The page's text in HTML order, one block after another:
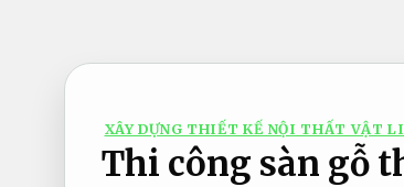
XÂY DỰNG THIẾT KẾ NỘI THẤT VẬT
Thi công sàn gỗ